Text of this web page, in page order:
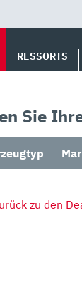
RESSORTS
Sie
zu den